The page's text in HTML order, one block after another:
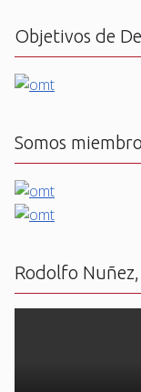
Objetivos de
Somos
Rodolfo